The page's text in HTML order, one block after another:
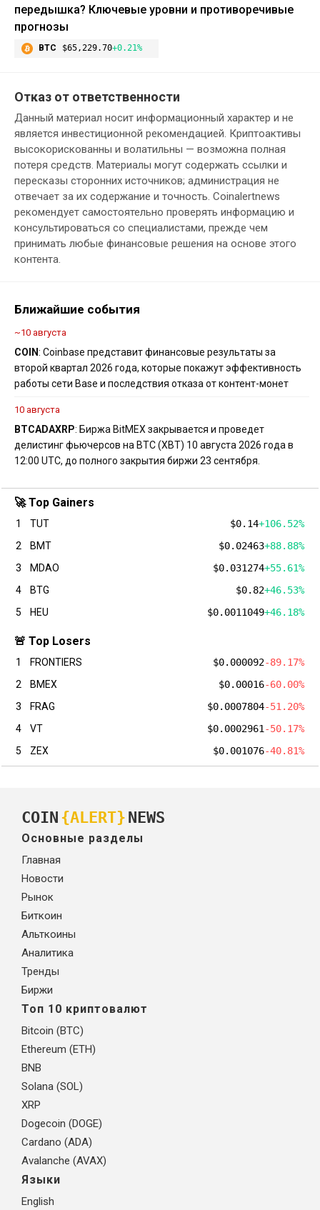
передышка? Ключевые уровни и противоречивые
прогнозы
BTC $65,229.70+0.21%
Отказ от ответственности
Данный материал носит информационный характер и не
является инвестиционной рекомендацией. Криптоактивы
высокорискованны и волатильны — возможна полная
потеря средств. Материалы могут содержать ссылки и
пересказы сторонних источников; администрация не
отвечает за их содержание и точность. Coinalertnews
рекомендует самостоятельно проверять информацию и
консультироваться со специалистами, прежде чем
принимать любые финансовые решения на основе этого
контента.
Ближайшие события
~10 августа
COIN: Coinbase представит финансовые результаты за
второй квартал 2026 года, которые покажут эффективность
работы сети Base и последствия отказа от контент-монет
10 августа
BTCADAXRP: Биржа BitMEX закрывается и проведет
делистинг фьючерсов на BTC (XBT) 10 августа 2026 года в
12:00 UTC, до полного закрытия биржи 23 сентября.
🚀 Top Gainers
1 TUT $0.14+106.52%
2
BMT $0.02463+88.88%
3
MDAO $0.031274+55.61%
4
BTG $0.82+46.53%
5
HEU $0.0011049+46.18%
🚨 Top Losers
1 FRONTIERS $0.000092-89.17%
2
BMEX $0.00016-60.00%
3
FRAG $0.0007804-51.20%
4
VT $0.0002961 -50.17%
5
ZEX $0.001076-40.81%
COIN {ALERT} NEWS
Основные разделы
Главная
Новости
Рынок
Биткоин
Альткоины
Аналитика
Тренды
Биржи
Топ 10 криптовалют
Bitcoin (BTC)
Ethereum (ETH)
BNB
Solana (SOL)
XRP
Dogecoin (DOGE)
Cardano (ADA)
Avalanche (AVAX)
Языки
English